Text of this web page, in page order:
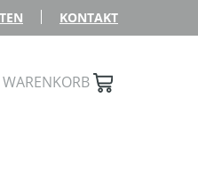
KONTAKT
WARENKORB